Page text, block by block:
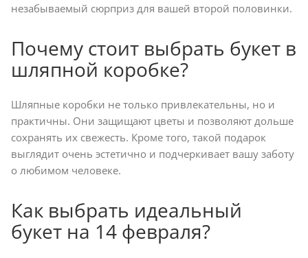
незабываемый сюрприз для вашей второй половинки.
Почему стоит выбрать букет в
шляпной коробке?
Шляпные коробки не только привлекательны, но и
практичны. Они защищают цветы и позволяют дольше
сохранять их свежесть. Кроме того, такой подарок
выглядит очень эстетично и подчеркивает вашу заботу
о любимом человеке.
Как выбрать идеальный
букет на 14 февраля?